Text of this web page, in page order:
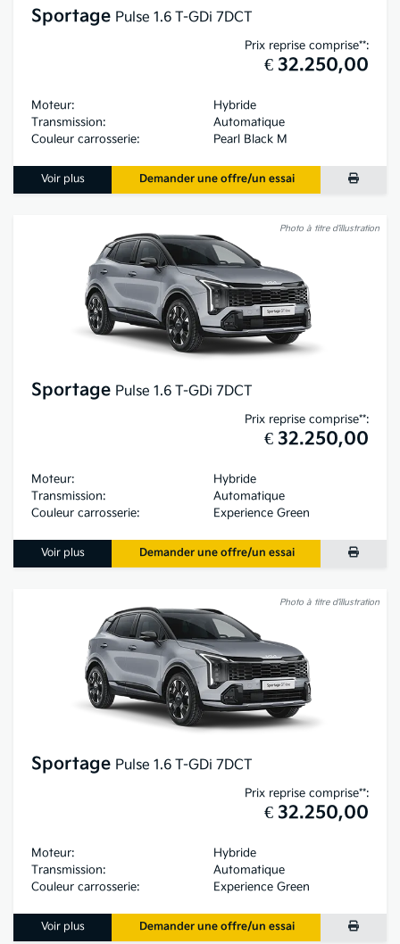
Sportage Pulse 1.6 T-GDi 7DCT
Prix reprise comprise**:
€ 32.250,00
Moteur:
Hybride
Transmission:
Automatique
Couleur carrosserie:
Pearl Black M
Voir plus Demander une offre/un essai
Photo à titre d’illustration
Sportage Pulse 1.6 T-GDi 7DCT
Prix reprise comprise**:
€ 32.250,00
Moteur:
Hybride
Transmission:
Automatique
Couleur carrosserie:
Experience Green
Voir plus Demander une offre/un essai
Photo à titre d’illustration
Sportage Pulse 1.6 T-GDi 7DCT
Prix reprise comprise**:
€ 32.250,00
Moteur:
Hybride
Transmission:
Automatique
Couleur carrosserie:
Experience Green
Voir plus Demander une offre/un essai